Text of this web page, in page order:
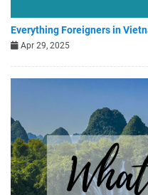
Everything Foreigners in
Apr 29, 2025